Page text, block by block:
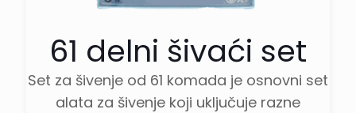
61 delni šivaći set
Set za šivenje od 61 komada je osnovni set
alata za šivenje koji uključuje razne